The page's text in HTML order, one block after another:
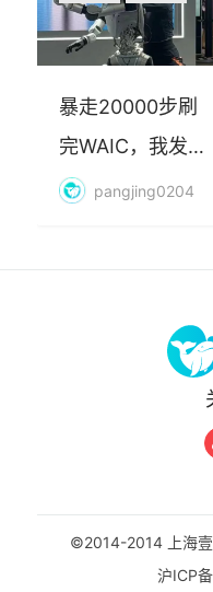
暴走20000步刷
完WAIC，我发现
AI最赚钱的不是
pangjing0204
©2014-2014 上海壹
沪ICP